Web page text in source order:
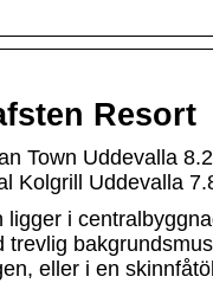
Resort
Town Uddevalla
Kolgrill Uddevalla
i
eller i en